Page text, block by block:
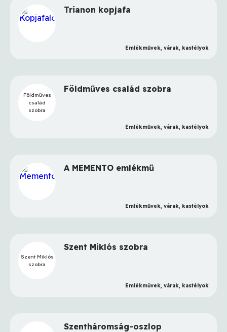
Trianon kopjafa
Emlékművek, várak, kastélyok
Földműves
család
szobra
Földműves család szobra
Emlékművek, várak, kastélyok
A MEMENTO emlékmű
Emlékművek, várak, kastélyok
Szent Miklós
szobra
Szent Miklós szobra
Emlékművek, várak, kastélyok
Szentháromság-oszlop